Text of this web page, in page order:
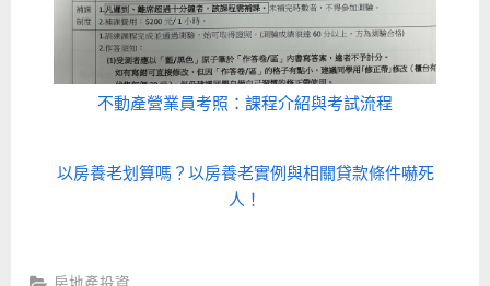
不動產營業員考照：課程介紹與考試流程
以房養老划算嗎？以房養老實例與相關貸款條件嚇死
人！